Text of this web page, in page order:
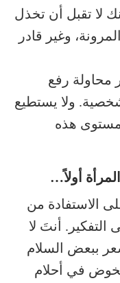
لا تقبل أن تخذل
وغير قادر
محاولة رفع
ولا يستطيع
مستوى هذه
أولاً…
الاستفادة من
أنتَ لا
ببعض السلام
في أحلام